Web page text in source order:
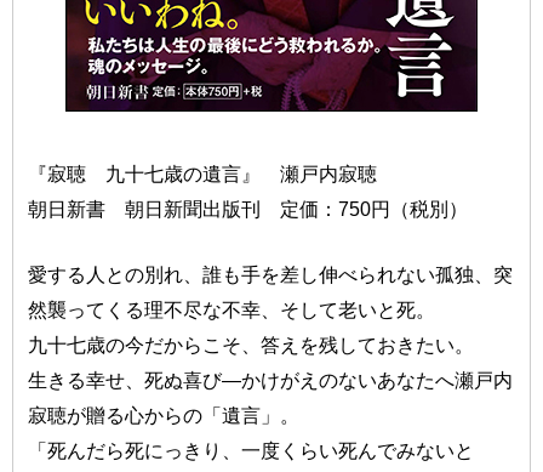
『寂聴 九十七歳の遺言』 瀬戸内寂聴
朝日新書 朝日新聞出版刊 定価：750円（税別）
愛する人との別れ、誰も手を差し伸べられない孤独、突
然襲ってくる理不尽な不幸、そして老いと死。
九十七歳の今だからこそ、答えを残しておきたい。
生きる幸せ、死ぬ喜び—かけがえのないあなたへ瀬戸内
寂聴が贈る心からの「遺言」。
「死んだら死にっきり、一度くらい死んでみないと